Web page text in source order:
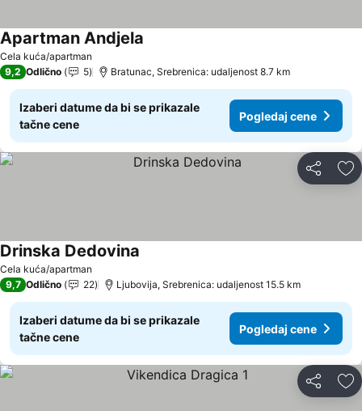
Cela kuća/apartman
Apartman Andjela
9,2 Odlično 5 Bratunac, Srebrenica: udaljenost 8.7 km
Izaberi datume da bi se prikazale
tačne cene
Pogledaj cene
Deli
Cela kuća/apartman
Drinska Dedovina
9,7 Odlično 22 Ljubovija, Srebrenica: udaljenost 15.5 km
Izaberi datume da bi se prikazale
tačne cene
Pogledaj cene
Deli